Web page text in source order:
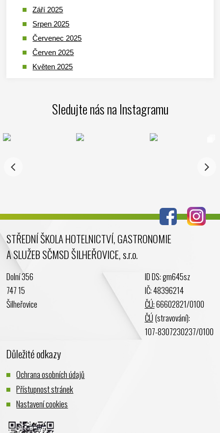
Září 2025
Srpen 2025
Červenec 2025
Červen 2025
Květen 2025
Leden 2025
Listopad 2024
Duben 2024
Březen 2024
Leden 2024
Listopad 2023
Srpen 2023
Červen 2023
Květen 2023
Duben 2023
Březen 2023
Sledujte nás na Instagramu
STŘEDNÍ ŠKOLA HOTELNICTVÍ, GASTRONOMIE
A SLUŽEB SČMSD ŠILHEŘOVICE, s.r.o.
Dolní 356
747 15
Šilheřovice
ID DS: gm645sz
IČ: 48396214
ČÚ:66602821/0100
ČÚ (stravování):
107-8307230237/0100
Důležité odkazy
Ochrana osobních údajů
Přístupnost stránek
Nastavení cookies